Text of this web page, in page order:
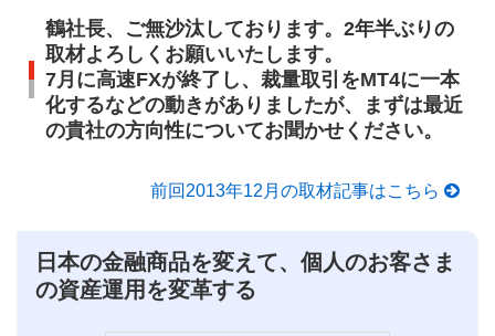
鶴社長、ご無沙汰しております。2年半ぶりの
取材よろしくお願いいたします。
7月に高速FXが終了し、裁量取引をMT4に一本
化するなどの動きがありましたが、まずは最近
の貴社の方向性についてお聞かせください。
前回2013年12月の取材記事はこちら
日本の金融商品を変えて、個人のお客さま
の資産運用を変革する